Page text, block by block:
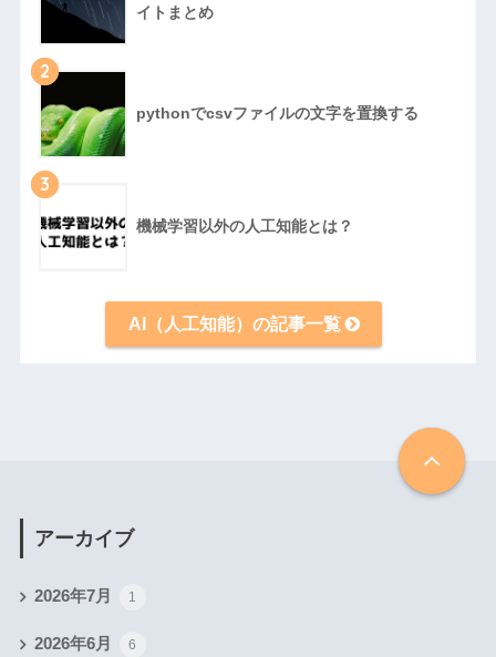
イトまとめ
2
pythonでcsvファイルの文字を置換する
3
機械学習以外の人工知能とは？
AI（人工知能）の記事一覧
アーカイブ
2026年7月 1
2026年6月 6